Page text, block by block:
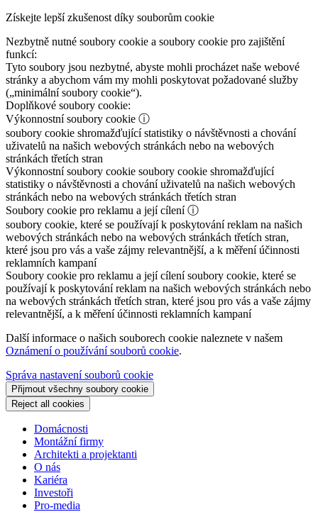
Získejte lepší zkušenost díky souborům cookie
Nezbytně nutné soubory cookie a soubory cookie pro zajištění
funkcí:
Tyto soubory jsou nezbytné, abyste mohli procházet naše webové
stránky a abychom vám my mohli poskytovat požadované služby
(„minimální soubory cookie“).
Doplňkové soubory cookie:
Výkonnostní soubory cookie ⓘ
soubory cookie shromažďující statistiky o návštěvnosti a chování
uživatelů na našich webových stránkách nebo na webových
stránkách třetích stran
Výkonnostní soubory cookie soubory cookie shromažďující
statistiky o návštěvnosti a chování uživatelů na našich webových
stránkách nebo na webových stránkách třetích stran
Soubory cookie pro reklamu a její cílení ⓘ
soubory cookie, které se používají k poskytování reklam na našich
webových stránkách nebo na webových stránkách třetích stran,
které jsou pro vás a vaše zájmy relevantnější, a k měření účinnosti
reklamních kampaní
Soubory cookie pro reklamu a její cílenísoubory cookie, které se
používají k poskytování reklam na našich webových stránkách nebo
na webových stránkách třetích stran, které jsou pro vás a vaše zájmy
relevantnější, a k měření účinnosti reklamních kampaní
Další informace o našich souborech cookie naleznete v našem
Oznámení o používání souborů cookie.
Správa nastavení souborů cookie
Přijmout všechny soubory cookie
Reject all cookies
Domácnosti
Montážní firmy
Architekti a projektanti
O nás
Kariéra
Investoři
Pro-media